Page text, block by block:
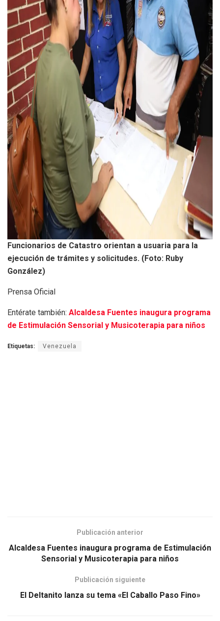
Funcionarios de Catastro orientan a usuaria para la
ejecución de trámites y solicitudes. (Foto: Ruby
González)
Prensa Oficial
Entérate también: Alcaldesa Fuentes inaugura programa
de Estimulación Sensorial y Musicoterapia para niños
Etiquetas: Venezuela
Publicación anterior
Alcaldesa Fuentes inaugura programa de Estimulación
Sensorial y Musicoterapia para niños
Publicación siguiente
El Deltanito lanza su tema «El Caballo Paso Fino»